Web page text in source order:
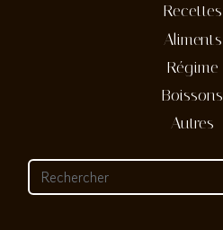
Recettes
Aliments
Régime
Boissons
Autres